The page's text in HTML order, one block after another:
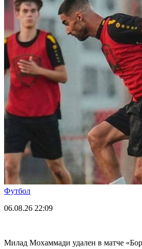
Футбол
06.08.26 22:09
Милад Мохаммади удален в матче